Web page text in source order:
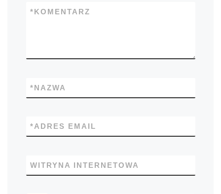
KOMENTARZ
*
NAZWA
*
ADRES EMAIL
*
WITRYNA INTERNETOWA